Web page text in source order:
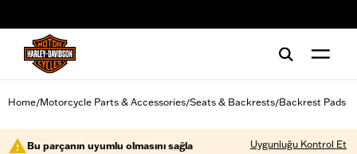
Home/Motorcycle Parts & Accessories/Seats & Backrests/Backrest Pads
Bu parçanın uyumlu olmasını sağla Uygunluğu Kontrol Et